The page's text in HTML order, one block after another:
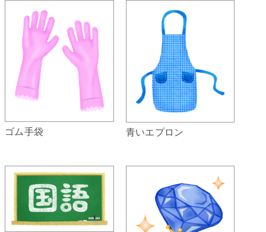
ゴム手袋 青いエプロン